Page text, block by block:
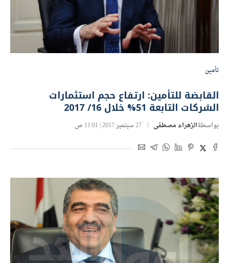
تأمين
القابضة للتأمين: ارتفاع حجم استثمارات
الشركات التابعة 51% خلال 16/ 2017
بواسطةالزهراء مصطفى 27 سبتمبر 2017 | 11:01 ص